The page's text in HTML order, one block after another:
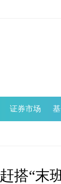
证券市场
搭“末